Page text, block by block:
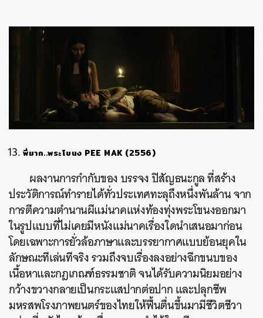
พี่มาก..พระโขนง PEE MAK (2556)
ผลงานการกำกับของ บรรจง ปิสัญธนะกูล ที่สร้าง
ประวัติการณ์ทำรายได้ทั่วประเทศทะลุถึงหนึ่งพันล้าน จาก
การตีความตำนานผีแม่นาคแห่งท้องทุ่งพระโขนงออกมา
ในรูปแบบที่ไม่เคยมีหนังแม่นาคเรื่องใดนำเสนอมาก่อน
โดยเฉพาะการยั่วล้อภาษาและบรรยากาศแบบย้อนยุคใน
ลักษณะทีเล่นทีจริง รวมถึงจบเรื่องลงอย่างฉีกขนบของ
เนื้อหาและกฎเกณฑ์ธรรมชาติ จนได้รับความนิยมอย่าง
กว้างขวางกลายเป็นกระแสปากต่อปาก และปลุกชีพ
มหรสพโรงภาพยนตร์ของไทยให้ฟื้นตื่นขึ้นมามีชีวิตชีวา